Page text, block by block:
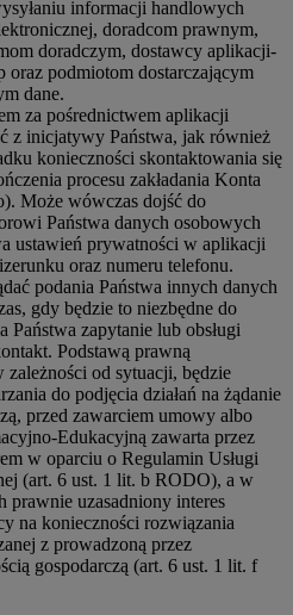
informacji handlowych
doradcom prawnym,
doradczym, dostawcy aplikacji-
podmiotom dostarczającym
dane.
za pośrednictwem aplikacji
z inicjatywy Państwa, jak również
konieczności skontaktowania się
procesu zakładania Konta
Może wówczas dojść do
Państwa danych osobowych
ustawień prywatności w aplikacji
oraz numeru telefonu.
podania Państwa innych danych
gdy będzie to niezbędne do
Państwa zapytanie lub obsługi
Podstawą prawną
zależności od sytuacji, będzie
do podjęcia działań na żądanie
przed zawarciem umowy albo
Edukacyjną zawarta przez
w oparciu o Regulamin Usługi
(art. 6 ust. 1 lit. b RODO), a w
prawnie uzasadniony interes
na konieczności rozwiązania
z prowadzoną przez
gospodarczą (art. 6 ust. 1 lit. f